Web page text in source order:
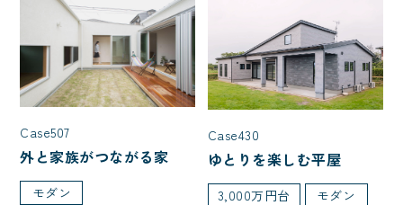
Case507
外と家族がつながる家
モダン
Case430
ゆとりを楽しむ平屋
3,000万円台 モダン